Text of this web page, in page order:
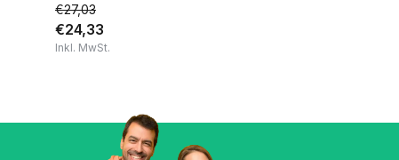
€27,03
€24,33
Inkl. MwSt.